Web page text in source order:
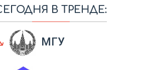
В ТРЕНДЕ:
МГУ